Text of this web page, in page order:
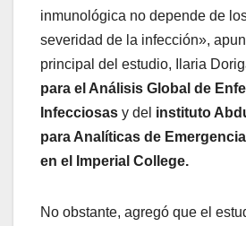
inmunológica no depende de
severidad de la infección»,
principal del estudio, Ilaria
para el Análisis Global de
Infecciosas y del instituto
para Analíticas de
en el Imperial College.
No obstante, agregó que el